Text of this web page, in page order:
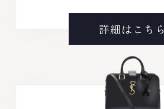
詳細はこちら